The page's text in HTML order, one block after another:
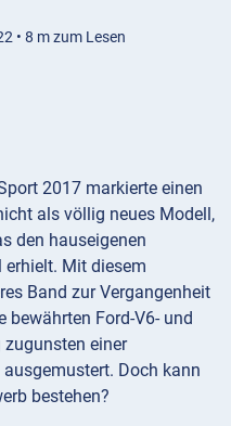
• 8 m zum Lesen
2017 markierte einen
als völlig neues Modell,
den hauseigenen
erhielt. Mit diesem
Band zur Vergangenheit
bewährten Ford-V6- und
einer
Doch kann
bestehen?